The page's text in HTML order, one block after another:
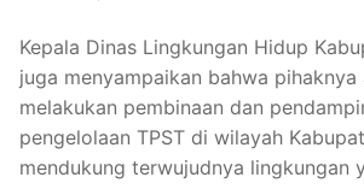
Kepala Dinas Lingkungan Hidup
juga menyampaikan bahwa pihaknya
melakukan pembinaan dan
pengelolaan TPST di wilayah
mendukung terwujudnya lingkungan